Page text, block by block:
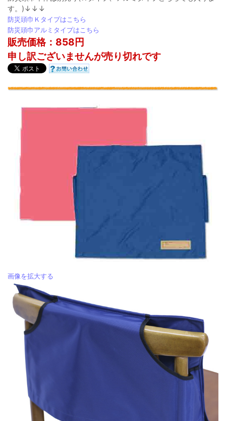
す。)↓↓↓
防災頭巾Ｋタイプはこちら
防災頭巾アルミタイプはこちら
販売価格：858円
申し訳ございませんが売り切れです
画像を拡大する